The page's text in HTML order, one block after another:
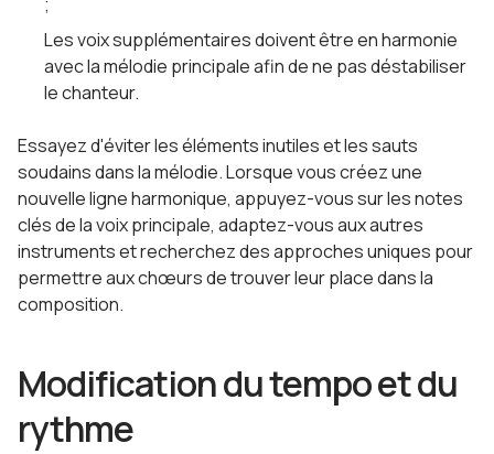
Les voix supplémentaires doivent être en harmonie
avec la mélodie principale afin de ne pas déstabiliser
le chanteur.
Essayez d'éviter les éléments inutiles et les sauts
soudains dans la mélodie. Lorsque vous créez une
nouvelle ligne harmonique, appuyez-vous sur les notes
clés de la voix principale, adaptez-vous aux autres
instruments et recherchez des approches uniques pour
permettre aux chœurs de trouver leur place dans la
composition.
Modification du tempo et du
rythme